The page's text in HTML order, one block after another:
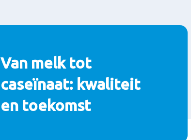
Van melk tot
caseïnaat: kwaliteit
en toekomst